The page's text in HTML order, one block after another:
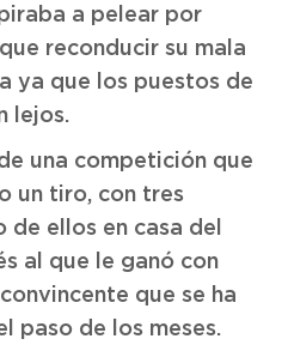
a pelear por
reconducir su mala
ya que los puestos de
lejos.
una competición que
un tiro, con tres
ellos en casa del
al que le ganó con
que se ha
paso de los meses.